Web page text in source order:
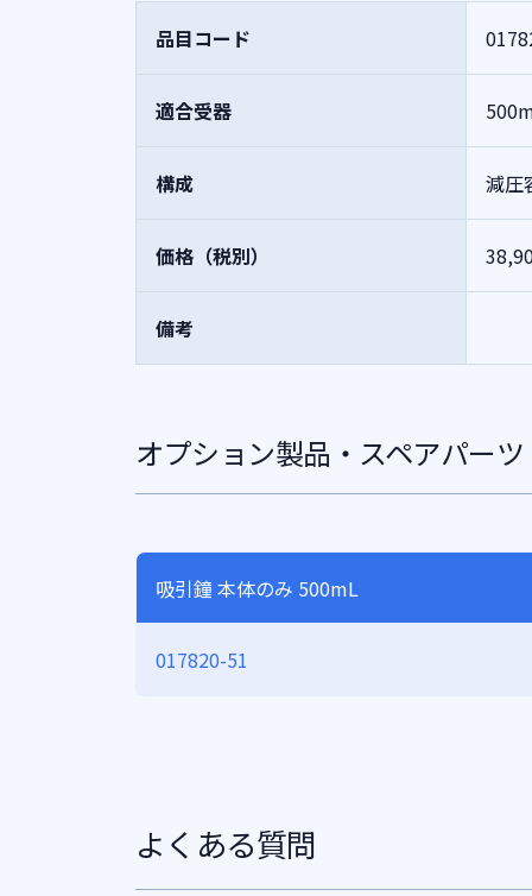
品目コード
適合受器
構成 減圧
価格（税別）
備考
オプション製品・スペアパーツ
吸引鐘 本体のみ 500mL
017820-51
よくある質問